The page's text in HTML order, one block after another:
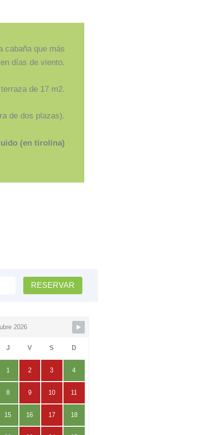
cabaña que más
días de viento.
de 17 m2.
de dos plazas).
(en tirolina)
RESERVAR
2026
J V S D
1 2 3 4
8 9 10 11
15 16 17 18